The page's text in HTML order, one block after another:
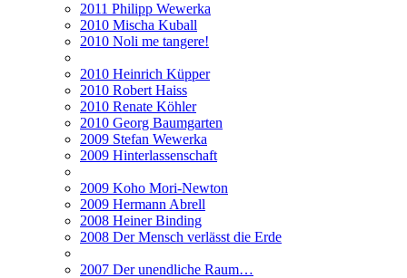
2011 Philipp Wewerka
2010 Mischa Kuball
2010 Noli me tangere!
2010 Heinrich Küpper
2010 Robert Haiss
2010 Renate Köhler
2010 Georg Baumgarten
2009 Stefan Wewerka
2009 Hinterlassenschaft
2009 Koho Mori-Newton
2009 Hermann Abrell
2008 Heiner Binding
2008 Der Mensch verlässt die Erde
2007 Der unendliche Raum…